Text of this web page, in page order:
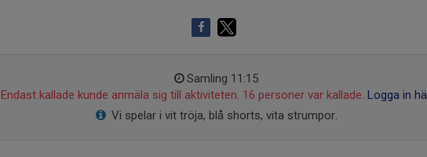
Samling 11:15
Endast kallade kunde anmäla sig till aktiviteten. 16 personer var kallade. Logga in
Vi spelar i vit tröja, blå shorts, vita strumpor.